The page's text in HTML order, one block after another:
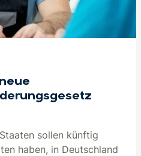
sollen künftig
haben, in Deutschland